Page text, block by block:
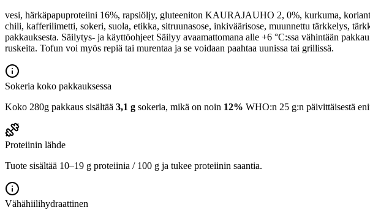
vesi, härkäpapuproteiini 16%, rapsiöljy, gluteeniton KAURAJAUHO 2, 0%, kurkuma,
chili, kafferilimetti, sokeri, suola, etikka, sitruunasose, inkiväärisose, muunnettu tärkkelys,
pakkauksesta. Säilytys- ja käyttöohjeet Säilyy avaamattomana alle +6 °C:ssa vähintään
ruskeita. Tofun voi myös repiä tai murentaa ja se voidaan paahtaa uunissa tai grillissä.
Sokeria koko pakkauksessa
Koko 280g pakkaus sisältää 3,1 g sokeria, mikä on noin 12% WHO:n 25 g:n päivittäisestä
Proteiinin lähde
Tuote sisältää 10–19 g proteiinia / 100 g ja tukee proteiinin saantia.
Vähähiilihydraattinen